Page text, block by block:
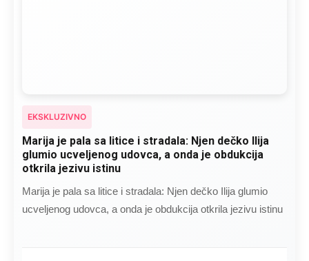
EKSKLUZIVNO
Marija je pala sa litice i stradala: Njen dečko Ilija
glumio ucveljenog udovca, a onda je obdukcija
otkrila jezivu istinu
Marija je pala sa litice i stradala: Njen dečko Ilija glumio
ucveljenog udovca, a onda je obdukcija otkrila jezivu istinu